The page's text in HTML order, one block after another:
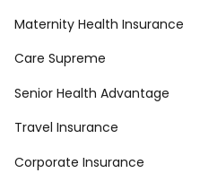
Maternity Health Insurance
Care Supreme
Senior Health Advantage
Travel Insurance
Corporate Insurance